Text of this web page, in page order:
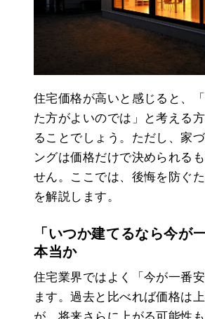
住宅価格が高いと感じると、
た方がよいのでは」と考える
ることでしょう。ただし、家
ングは価格だけで決められる
せん。ここでは、後悔を防ぐ
を解説します。
「いつか建てるなら今が
本当か
住宅業界ではよく「今が一番
ます。過去と比べれば価格は